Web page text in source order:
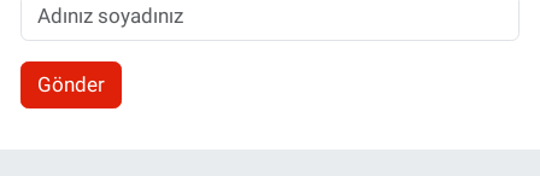
Gönder